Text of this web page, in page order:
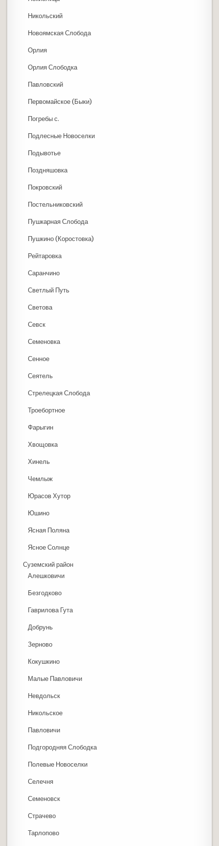
Никольский
Новоямская Слобода
Орлия
Орлия Слободка
Павловский
Первомайское (Быки)
Погребы с.
Подлесные Новоселки
Подывотье
Поздняшовка
Покровский
Постельниковский
Пушкарная Слобода
Пушкино (Коростовка)
Рейтаровка
Саранчино
Светлый Путь
Светова
Севск
Семеновка
Сенное
Сеятель
Стрелецкая Слобода
Троебортное
Фарыгин
Хвощовка
Хинель
Чемлыж
Юрасов Хутор
Юшино
Ясная Поляна
Ясное Солнце
Суземский район
Алешковичи
Безгодково
Гаврилова Гута
Добрунь
Зерново
Кокушкино
Малые Павловичи
Невдольск
Никольское
Павловичи
Подгородняя Слободка
Полевые Новоселки
Селечня
Семеновск
Страчево
Тарлопово